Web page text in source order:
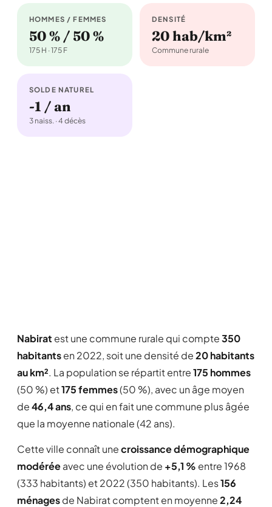
HOMMES / FEMMES
50 % / 50 %
175 H · 175 F
DENSITÉ
20 hab/km²
Commune rurale
SOLDE NATUREL
-1 / an
3 naiss. · 4 décès
Nabirat est une commune rurale qui compte350
habitantsen 2022, soit une densité de20 habitants
au km². La population se répartit entre175 hommes
(50 %) et175 femmes(50 %), avec un âge moyen
de46,4 ans, ce qui en fait une commune plus âgée
que la moyenne nationale (42 ans).
Cette ville connaît unecroissance démographique
modéréeavec une évolution de +5,1 % entre 1968
(333 habitants) et 2022 (350 habitants). Les156
ménagesde Nabirat comptent en moyenne2,24